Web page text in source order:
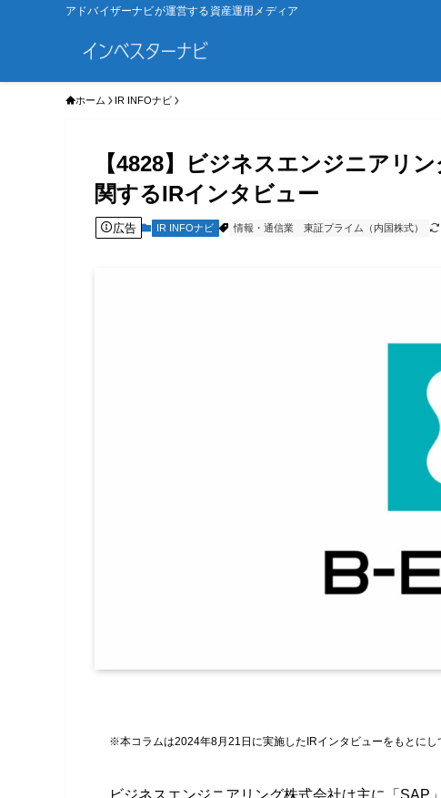
アドバイザーナビが運営する資産運用メディア
ホーム IR INFOナビ
【4828】ビジネスエンジニアリ
関するIRインタビュー
広告 IR INFOナビ 情報・通信業 東証プライム（内国株式）
※本コラムは2024年8月21日に実施したIRインタビューをもとにし